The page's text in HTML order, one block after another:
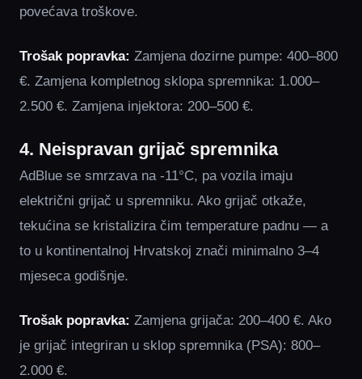
povećava troškove.
Trošak popravka: Zamjena dozirne pumpe: 400–800
€. Zamjena kompletnog sklopa spremnika: 1.000–
2.500 €. Zamjena injektora: 200–500 €.
4. Neispravan grijač spremnika
AdBlue se smrzava na -11°C, pa vozila imaju
električni grijač u spremniku. Ako grijač otkaže,
tekućina se kristalizira čim temperature padnu — a
to u kontinentalnoj Hrvatskoj znači minimalno 3–4
mjeseca godišnje.
Trošak popravka: Zamjena grijača: 200–400 €. Ako
je grijač integriran u sklop spremnika (PSA): 800–
2.000 €.